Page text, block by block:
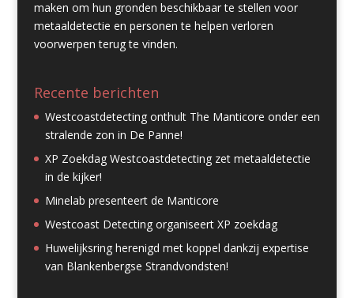
maken om hun gronden beschikbaar te stellen voor
metaaldetectie en personen te helpen verloren
voorwerpen terug te vinden.
Recente berichten
Westcoastdetecting onthult The Manticore onder een
stralende zon in De Panne!
XP Zoekdag Westcoastdetecting zet metaaldetectie
in de kijker!
Minelab presenteert de Manticore
Westcoast Detecting organiseert XP zoekdag
Huwelijksring herenigd met koppel dankzij expertise
van Blankenbergse Strandvondsten!